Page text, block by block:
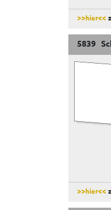
>>hier<<
5839
>>hier<<